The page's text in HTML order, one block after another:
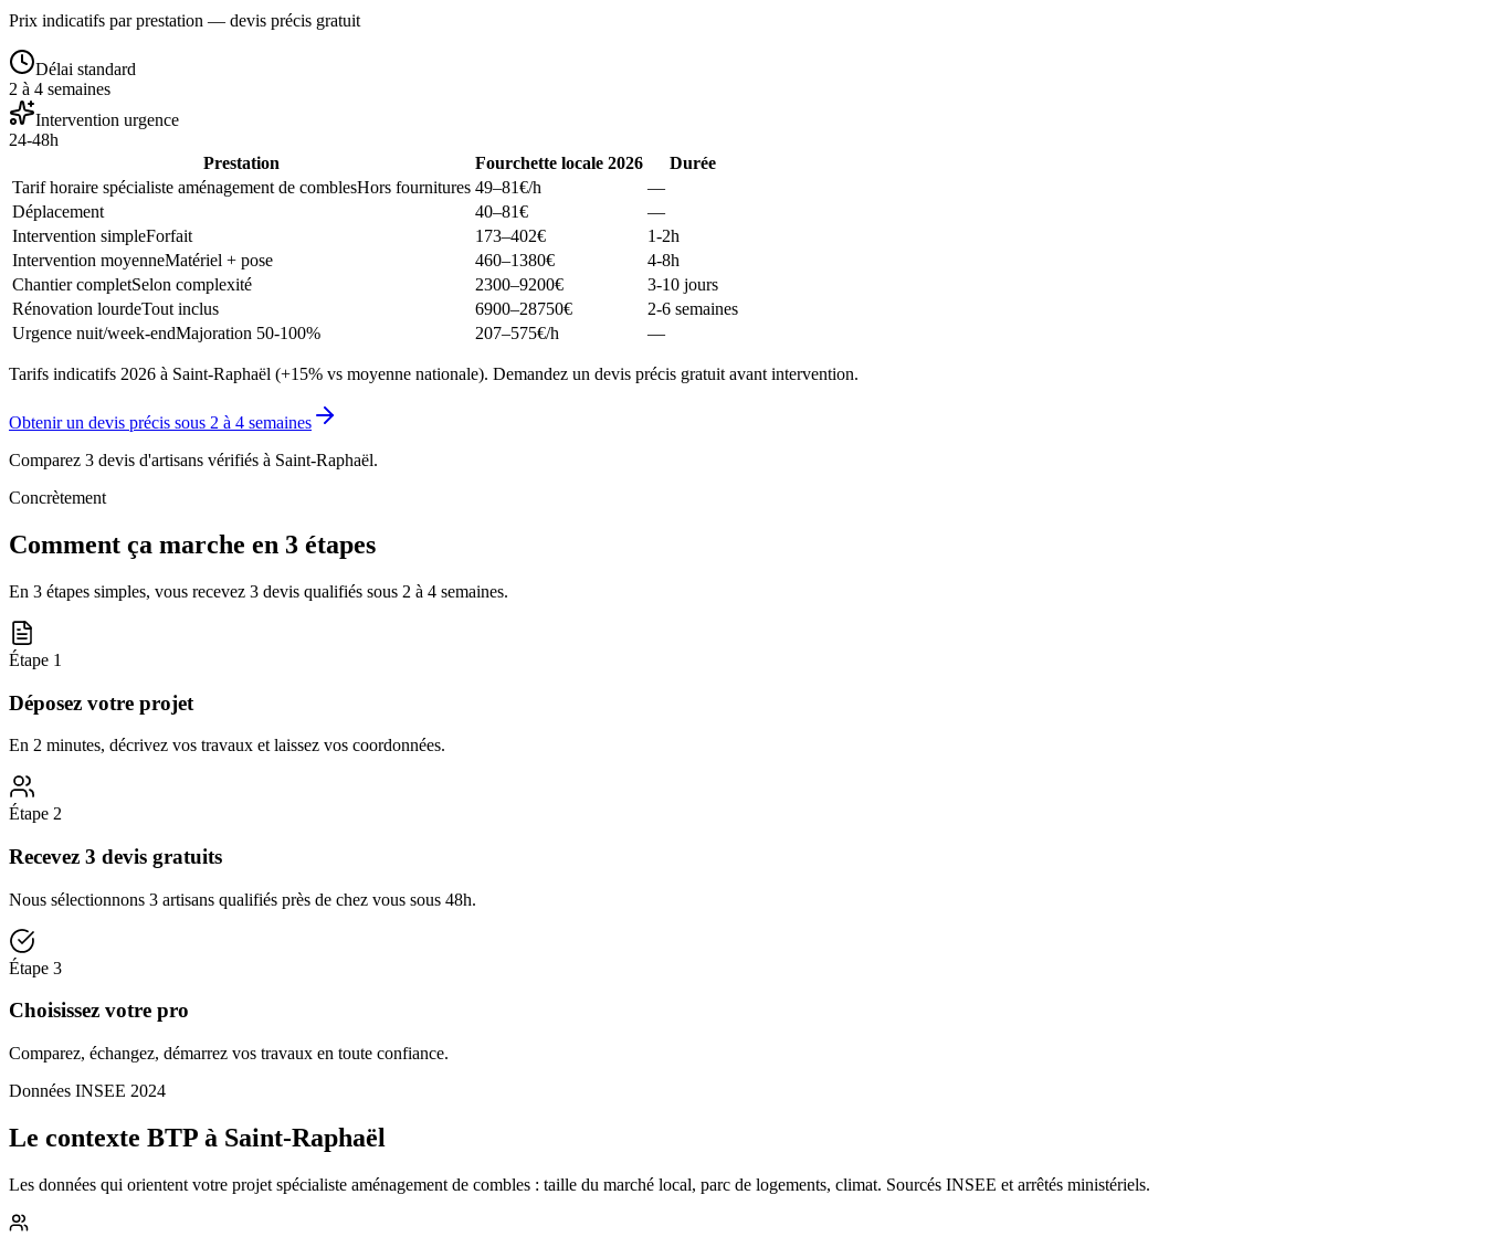
Prix indicatifs par prestation — devis précis gratuit
Délai standard
2 à 4 semaines
Intervention urgence
24-48h
Prestation
Fourchette locale 2026
Durée
Tarif horaire spécialiste aménagement de comblesHors fournitures 49–81€/h
—
Déplacement
40–81€
—
Intervention simpleForfait 173–402€
1-2h
Intervention moyenneMatériel + pose 460–1380€
4-8h
Chantier completSelon complexité 2300–9200€
3-10 jours
Rénovation lourdeTout inclus 6900–28750€
2-6 semaines
Urgence nuit/week-endMajoration 50-100% 207–575€/h —
Tarifs indicatifs 2026 à Saint-Raphaël (+15% vs moyenne nationale). Demandez un devis précis gratuit avant intervention.
Obtenir un devis précis sous 2 à 4 semaines
Comparez 3 devis d'artisans vérifiés à Saint-Raphaël.
Concrètement
Comment ça marche en 3 étapes
En 3 étapes simples, vous recevez 3 devis qualifiés sous 2 à 4 semaines.
Étape 1
Déposez votre projet
En 2 minutes, décrivez vos travaux et laissez vos coordonnées.
Étape 2
Recevez 3 devis gratuits
Nous sélectionnons 3 artisans qualifiés près de chez vous sous 48h.
Étape 3
Choisissez votre pro
Comparez, échangez, démarrez vos travaux en toute confiance.
Données INSEE 2024
Le contexte BTP à Saint-Raphaël
Les données qui orientent votre projet spécialiste aménagement de combles : taille du marché local, parc de logements, climat. Sourcés INSEE et arrêtés ministériels.